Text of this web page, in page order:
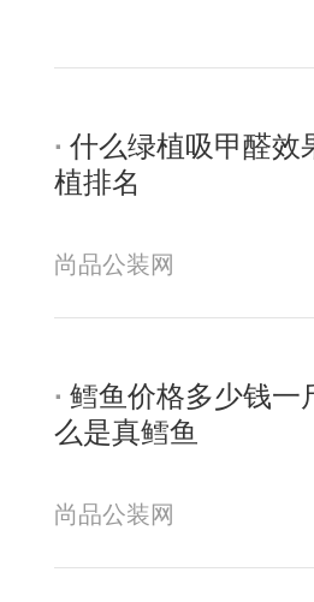
什么绿植吸甲醛效
植排名
尚品公装网
鳕鱼价格多少钱一
么是真鳕鱼
尚品公装网